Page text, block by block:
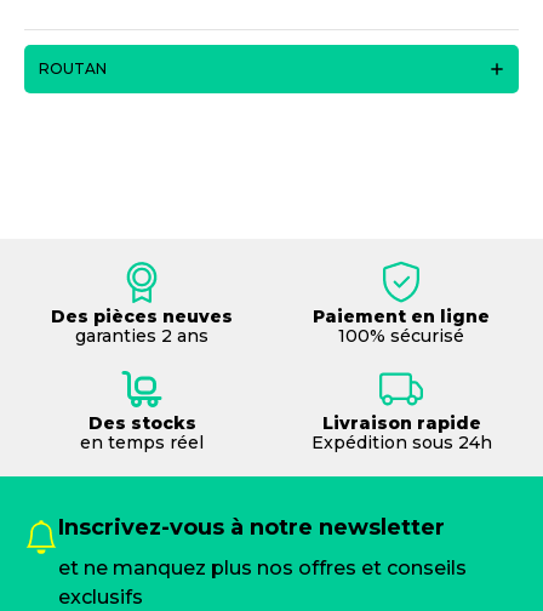
ROUTAN
Des pièces neuves
garanties 2 ans
Paiement en ligne
100% sécurisé
Des stocks
en temps réel
Livraison rapide
Expédition sous 24h
Inscrivez-vous à notre newsletter
et ne manquez plus nos offres et conseils
exclusifs